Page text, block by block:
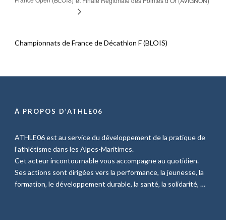
Championnats de France de Décathlon F (BLOIS)
À PROPOS D’ATHLE06
ATHLE06 est au service du développement de la pratique de
l’athlétisme dans les Alpes-Maritimes.
Cet acteur incontournable vous accompagne au quotidien.
Ses actions sont dirigées vers la performance, la jeunesse, la
formation, le développement durable, la santé, la solidarité, …